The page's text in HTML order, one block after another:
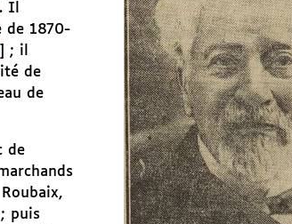
. Il
de 1870-
; il
de
de
de
puis